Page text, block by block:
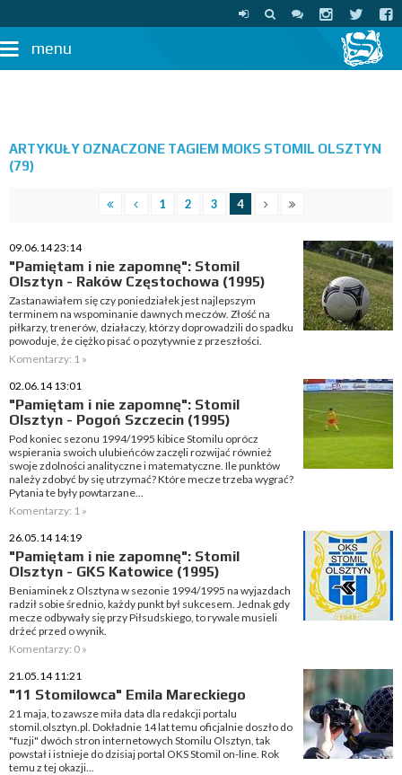
menu
ARTYKUŁY OZNACZONE TAGIEM MOKS STOMIL OLSZTYN
(79)
1 2 3 4
09.06.14 23:14
"Pamiętam i nie zapomnę": Stomil
Olsztyn - Raków Częstochowa (1995)
Zastanawiałem się czy poniedziałek jest najlepszym
terminem na wspominanie dawnych meczów. Złość na
piłkarzy, trenerów, działaczy, którzy doprowadzili do spadku
powoduje, że ciężko pisać o pozytywnie z przeszłości.
Komentarzy: 1 »
02.06.14 13:01
"Pamiętam i nie zapomnę": Stomil
Olsztyn - Pogoń Szczecin (1995)
Pod koniec sezonu 1994/1995 kibice Stomilu oprócz
wspierania swoich ulubieńców zaczęli rozwijać również
swoje zdolności analityczne i matematyczne. Ile punktów
należy zdobyć by się utrzymać? Które mecze trzeba wygrać?
Pytania te były powtarzane...
Komentarzy: 1 »
26.05.14 14:19
"Pamiętam i nie zapomnę": Stomil
Olsztyn - GKS Katowice (1995)
Beniaminek z Olsztyna w sezonie 1994/1995 na wyjazdach
radził sobie średnio, każdy punkt był sukcesem. Jednak gdy
mecze odbywały się przy Piłsudskiego, to rywale musieli
drżeć przed o wynik.
Komentarzy: 0 »
21.05.14 11:21
"11 Stomilowca" Emila Mareckiego
21 maja, to zawsze miła data dla redakcji portalu
stomil.olsztyn.pl. Dokładnie 14 lat temu oficjalnie doszło do
"fuzji" dwóch stron internetowych Stomilu Olsztyn, tak
powstał i istnieje do dzisiaj portal OKS Stomil on-line. Rok
temu z tej okazji...